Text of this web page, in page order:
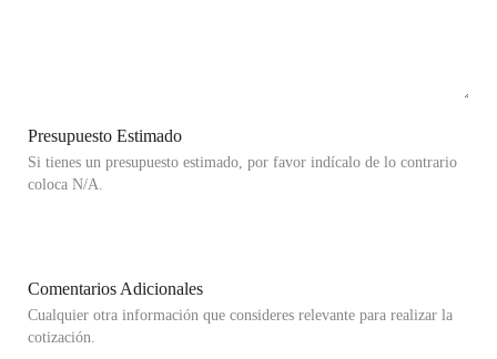
Presupuesto Estimado
Si tienes un presupuesto estimado, por favor indícalo de lo contrario
coloca N/A.
Comentarios Adicionales
Cualquier otra información que consideres relevante para realizar la
cotización.